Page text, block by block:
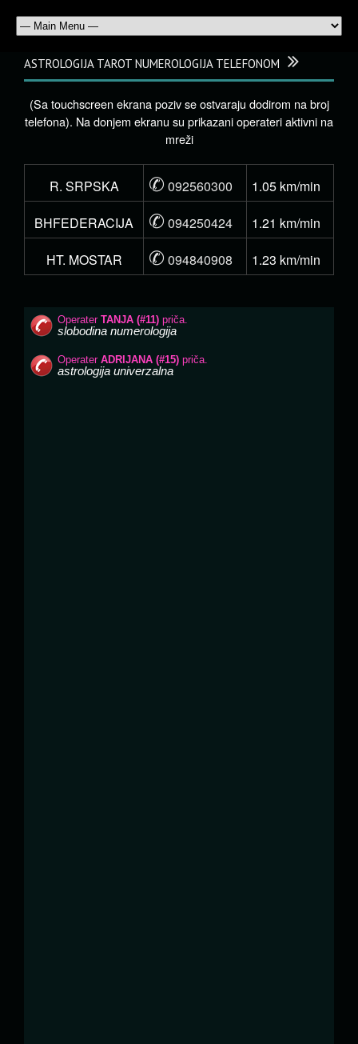
ASTROLOGIJA TAROT NUMEROLOGIJA TELEFONOM
(Sa touchscreen ekrana poziv se ostvaraju dodirom na broj
telefona). Na donjem ekranu su prikazani operateri aktivni na
mreži
R. SRPSKA ✆ 092560300
1.05 km/min
BHFEDERACIJA
✆ 094250424
1.21 km/min
HT. MOSTAR
✆ 094840908 1.23 km/min